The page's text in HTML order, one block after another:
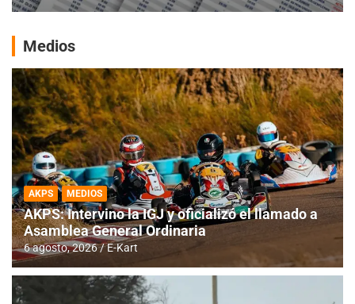
Medios
AKPS MEDIOS
AKPS: Intervino la IGJ y oficializó el llamado a
Asamblea General Ordinaria
6 agosto, 2026 E-Kart